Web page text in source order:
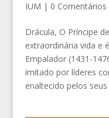
IUM | 0 Comentários
Drácula, O Príncipe
extraordinária vida e
Empalador (1431-
imitado por líderes
enaltecido pelos